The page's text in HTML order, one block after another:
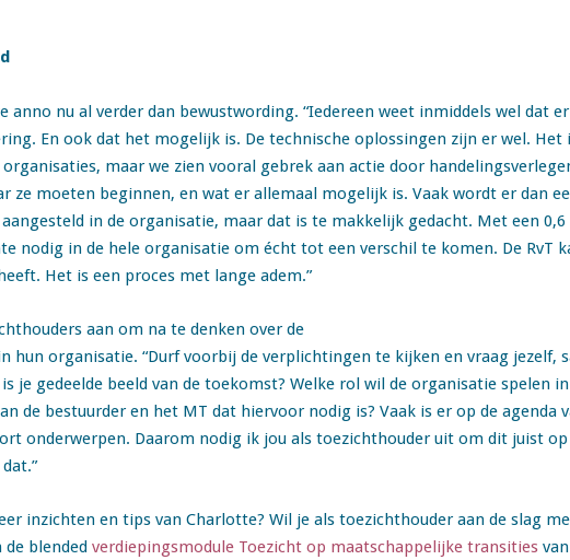
anno nu al verder dan bewustwording. “Iedereen weet inmiddels wel dat
En ook dat het mogelijk is. De technische oplossingen zijn er wel. Het
maar we zien vooral gebrek aan actie door
ze moeten beginnen, en wat er allemaal mogelijk is. Vaak wordt er dan
in de organisatie, maar dat is te makkelijk gedacht. Met een
nodig in de hele organisatie om écht tot een verschil te komen. De RvT
Het is een proces met lange adem.”
aan om na te denken over de
hun organisatie. “Durf voorbij de verplichtingen te kijken en vraag jezelf,
je gedeelde beeld van de toekomst? Welke rol wil de organisatie spelen
de bestuurder en het MT dat hiervoor nodig is? Vaak is er op de agenda
onderwerpen. Daarom nodig ik jou als toezichthouder uit om dit juist op
inzichten en tips van Charlotte? Wil je als toezichthouder aan de slag
de blended verdiepingsmodule Toezicht op maatschappelijke transities